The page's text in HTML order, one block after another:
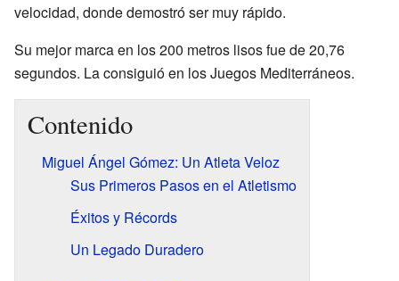
velocidad, donde demostró ser muy rápido.
Su mejor marca en los 200 metros lisos fue de 20,76
segundos. La consiguió en los Juegos Mediterráneos.
Contenido
Miguel Ángel Gómez: Un Atleta Veloz
Sus Primeros Pasos en el Atletismo
Éxitos y Récords
Un Legado Duradero